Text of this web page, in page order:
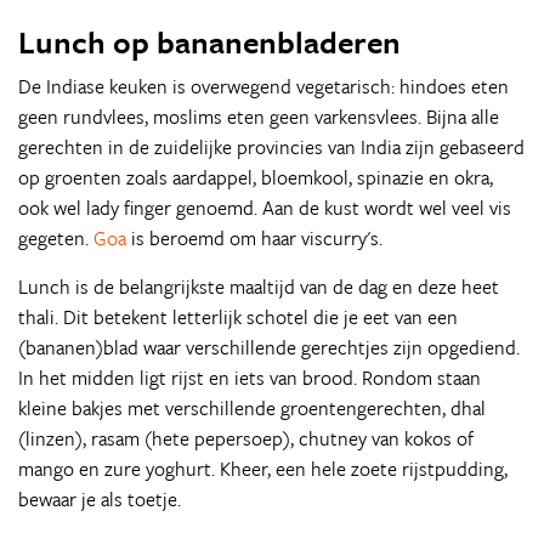
Lunch op bananenbladeren
De Indiase keuken is overwegend vegetarisch: hindoes eten
geen rundvlees, moslims eten geen varkensvlees. Bijna alle
gerechten in de zuidelijke provincies van India zijn gebaseerd
op groenten zoals aardappel, bloemkool, spinazie en okra,
ook wel lady finger genoemd. Aan de kust wordt wel veel vis
gegeten.Goa is beroemd om haar viscurry's.
Lunch is de belangrijkste maaltijd van de dag en deze heet
thali. Dit betekent letterlijk schotel die je eet van een
(bananen)blad waar verschillende gerechtjes zijn opgediend.
In het midden ligt rijst en iets van brood. Rondom staan
kleine bakjes met verschillende groentengerechten, dhal
(linzen), rasam (hete pepersoep), chutney van kokos of
mango en zure yoghurt. Kheer, een hele zoete rijstpudding,
bewaar je als toetje.